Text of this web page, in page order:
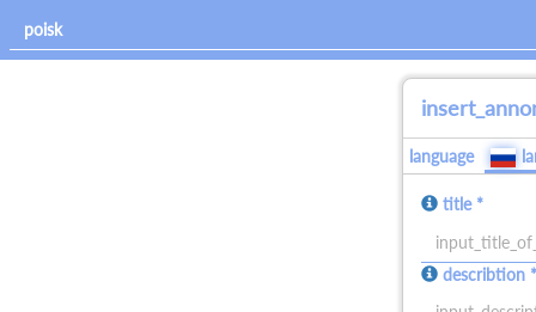
language
title *
allowed_signs:
describtion *